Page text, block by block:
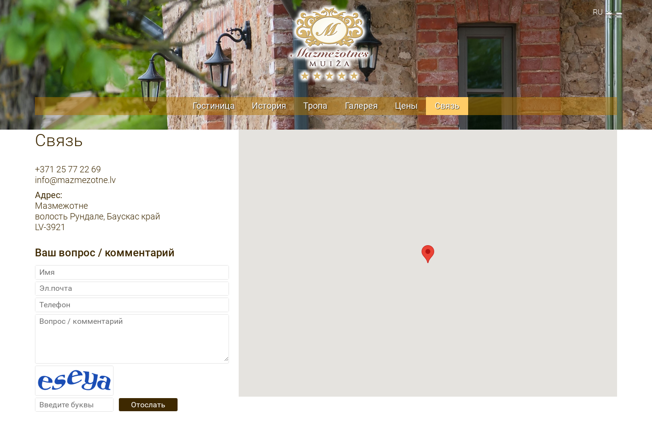
RU
Гостиница История Тропа Галерея Цены Связь
Связь
+371 25 77 22 69
info@mazmezotne.lv
Адрес:
Мазмежотне
волость Рундале, Баускас край
LV-3921
Ваш вопрос / комментарий
Отослать